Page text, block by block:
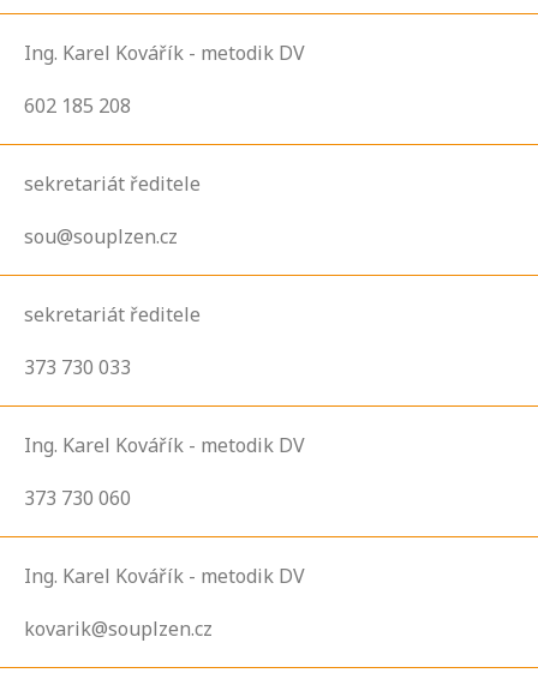
Ing. Karel Kovářík - metodik DV
602 185 208
sekretariát ředitele
sou@souplzen.cz
sekretariát ředitele
373 730 033
Ing. Karel Kovářík - metodik DV
373 730 060
Ing. Karel Kovářík - metodik DV
kovarik@souplzen.cz